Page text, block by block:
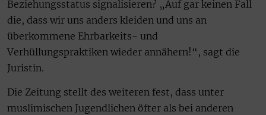
Beziehungsstatus signalisieren? „Auf gar keinen Fall
die, dass wir uns anders kleiden und uns an
überkommene Ehrbarkeits- und
Verhüllungspraktiken wieder annähern!“, sagt die
Juristin.
Die Zeitung stellt des weiteren fest, dass unter
muslimischen Jugendlichen öfter als bei anderen